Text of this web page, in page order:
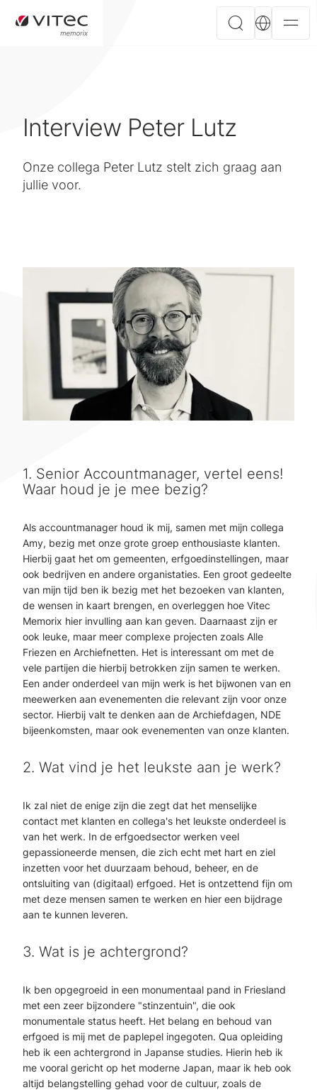
Interview Peter Lutz
Onze collega Peter Lutz stelt zich graag aan
jullie voor.
1. Senior Accountmanager, vertel eens!
Waar houd je je mee bezig?
Als accountmanager houd ik mij, samen met mijn collega
Amy, bezig met onze grote groep enthousiaste klanten.
Hierbij gaat het om gemeenten, erfgoedinstellingen, maar
ook bedrijven en andere organistaties. Een groot gedeelte
van mijn tijd ben ik bezig met het bezoeken van klanten,
de wensen in kaart brengen, en overleggen hoe Vitec
Memorix hier invulling aan kan geven. Daarnaast zijn er
ook leuke, maar meer complexe projecten zoals Alle
Friezen en Archiefnetten. Het is interessant om met de
vele partijen die hierbij betrokken zijn samen te werken.
Een ander onderdeel van mijn werk is het bijwonen van en
meewerken aan evenementen die relevant zijn voor onze
sector. Hierbij valt te denken aan de Archiefdagen, NDE
bijeenkomsten, maar ook evenementen van onze klanten.
2. Wat vind je het leukste aan je werk?
Ik zal niet de enige zijn die zegt dat het menselijke
contact met klanten en collega's het leukste onderdeel is
van het werk. In de erfgoedsector werken veel
gepassioneerde mensen, die zich echt met hart en ziel
inzetten voor het duurzaam behoud, beheer, en de
ontsluiting van (digitaal) erfgoed. Het is ontzettend fijn om
met deze mensen samen te werken en hier een bijdrage
aan te kunnen leveren.
3. Wat is je achtergrond?
Ik ben opgegroeid in een monumentaal pand in Friesland
met een zeer bijzondere "stinzentuin", die ook
monumentale status heeft. Het belang en behoud van
erfgoed is mij met de paplepel ingegoten. Qua opleiding
heb ik een achtergrond in Japanse studies. Hierin heb ik
me vooral gericht op het moderne Japan, maar ik heb ook
altijd belangstelling gehad voor de cultuur, zoals de